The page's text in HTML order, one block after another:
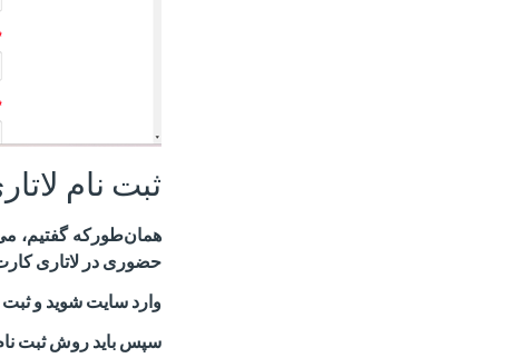
ثبت نام
همان‌طورکه گفتیم،
حضوری در لاتاری
وارد سایت شوید و ثبت
سپس باید روش ثبت